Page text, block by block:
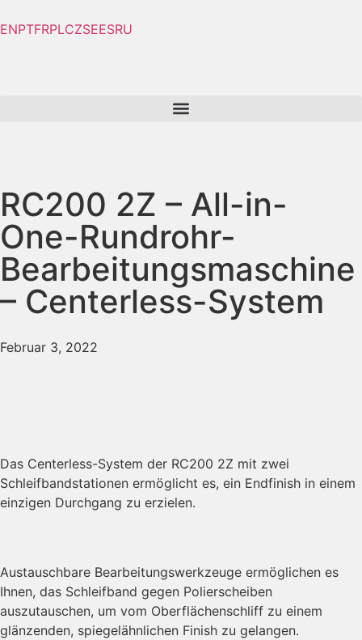
ENPTFRPLCZSEESRU
RC200 2Z – All-in-
One-Rundrohr-
Bearbeitungsmaschine
– Centerless-System
Februar 3, 2022
Das Centerless-System der RC200 2Z mit zwei
Schleifbandstationen ermöglicht es, ein Endfinish in einem
einzigen Durchgang zu erzielen.
Austauschbare Bearbeitungswerkzeuge ermöglichen es
Ihnen, das Schleifband gegen Polierscheiben
auszutauschen, um vom Oberflächenschliff zu einem
glänzenden, spiegelähnlichen Finish zu gelangen.